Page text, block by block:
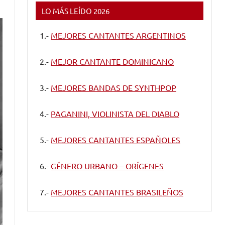
LO MÁS LEÍDO 2026
1.- MEJORES CANTANTES ARGENTINOS
2.- MEJOR CANTANTE DOMINICANO
3.- MEJORES BANDAS DE SYNTHPOP
4.- PAGANINI, VIOLINISTA DEL DIABLO
5.- MEJORES CANTANTES ESPAÑOLES
6.- GÉNERO URBANO – ORÍGENES
7.- MEJORES CANTANTES BRASILEÑOS